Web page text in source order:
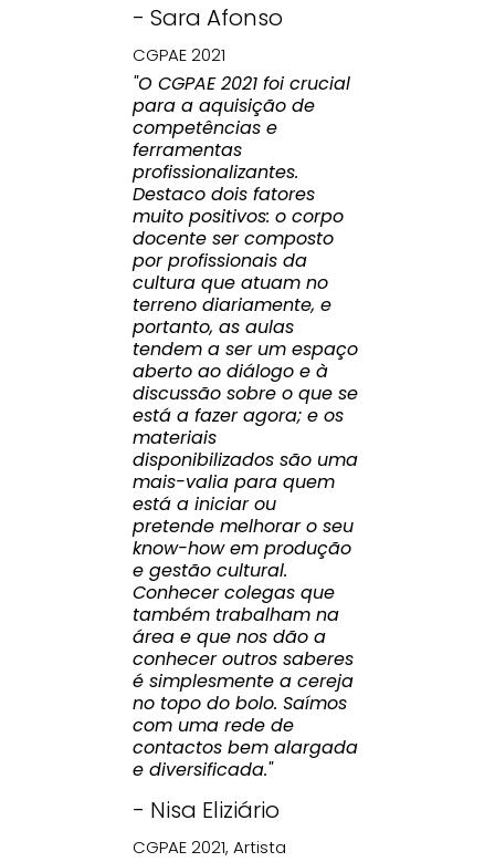
- Sara Afonso
CGPAE 2021
"O CGPAE 2021 foi crucial
para a aquisição de
competências e
ferramentas
profissionalizantes.
Destaco dois fatores
muito positivos: o corpo
docente ser composto
por profissionais da
cultura que atuam no
terreno diariamente, e
portanto, as aulas
tendem a ser um espaço
aberto ao diálogo e à
discussão sobre o que se
está a fazer agora; e os
materiais
disponibilizados são uma
mais-valia para quem
está a iniciar ou
pretende melhorar o seu
know-how em produção
e gestão cultural.
Conhecer colegas que
também trabalham na
área e que nos dão a
conhecer outros saberes
é simplesmente a cereja
no topo do bolo. Saímos
com uma rede de
contactos bem alargada
e diversificada."
- Nisa Eliziário
CGPAE 2021, Artista